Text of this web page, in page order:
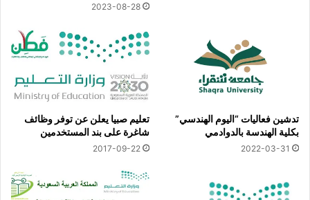
2023-08-28
تدشين فعاليات “اليوم الهندسي”
بكلية الهندسة بالدوادمي
2022-03-31
تعليم صبيا يعلن عن توفر وظائف
شاغرة على بند المستخدمين
2017-09-22